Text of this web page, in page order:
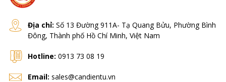
Địa chỉ: Số 13 Đường 911A- Tạ Quang Bửu, Phường Bình
Đông, Thành phố Hồ Chí Minh, Việt Nam
Hotline: 0913 73 08 19
Email: sales@candientu.vn